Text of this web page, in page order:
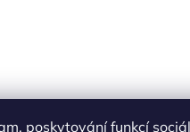
poskytování funkcí